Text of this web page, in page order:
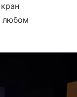
любом